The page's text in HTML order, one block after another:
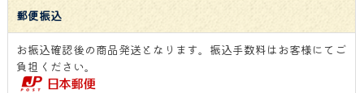
郵便振込
お振込確認後の商品発送となります。振込手数料はお客様にてご
負担ください。